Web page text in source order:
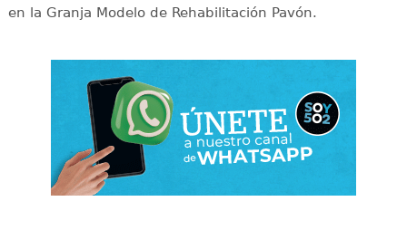
en la Granja Modelo de Rehabilitación Pavón.